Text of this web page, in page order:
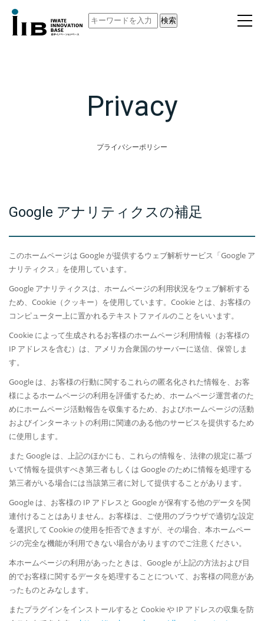
検索
Privacy
プライバシーポリシー
Google アナリティクスの補足
このホームページは Google が提供するウェブ解析サービス「Google ア
ナリティクス」を使用しています。
Google アナリティクスは、ホームページの利用状況をウェブ解析する
ため、Cookie（クッキー）を使用しています。Cookie とは、お客様の
コンピューター上に置かれるテキストファイルのことをいいます。
Cookie によって生成されるお客様のホームページ利用情報（お客様の
IP アドレスを含む）は、アメリカ合衆国のサーバーに送信、保管しま
す。
Google は、お客様の行動に関するこれらの匿名化された情報を、お客
様によるホームページの利用を評価するため、ホームページ運営者のた
めにホームページ活動報告を収集するため、およびホームページの活動
およびインターネットの利用に関連のある他のサービスを提供するため
に使用します。
また Google は、上記のほかにも、これらの情報を、法律の規定に基づ
いて情報を提供すべき第三者もしくは Google のために情報を処理する
第三者がいる場合には当該第三者に対して提供することがあります。
Google は、お客様の IP アドレスと Google が保有する他のデータを関
連付けることはありません。お客様は、ご使用のブラウザで適切な設定
を選択して Cookie の使用を拒否できますが、その場合、本ホームペー
ジの完全な機能が利用できない場合がありますのでご注意ください。
本ホームページの利用があったときは、Google が上記の方法および目
的でお客様に関するデータを処理することについて、お客様の同意があ
ったものとみなします。
またプラグインをインストールすると Cookie や IP アドレスの収集を防